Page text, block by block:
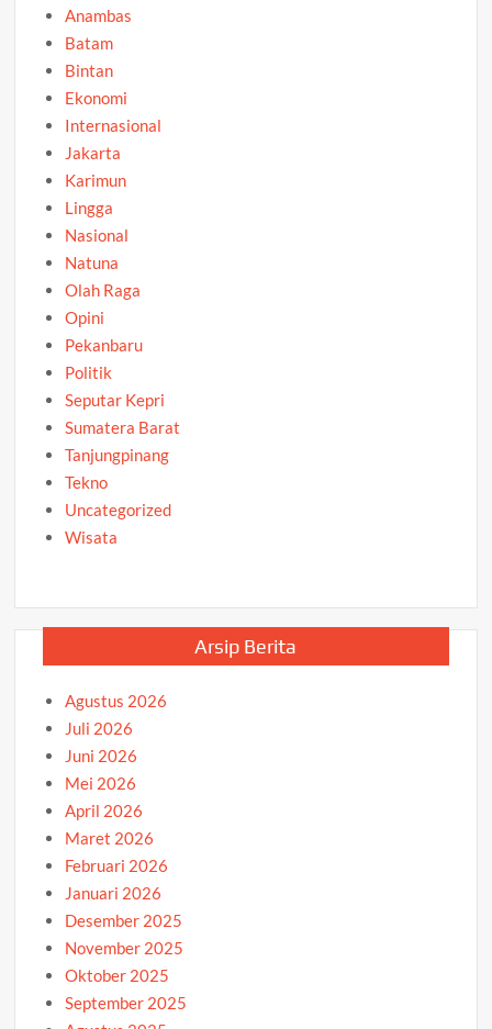
Anambas
Batam
Bintan
Ekonomi
Internasional
Jakarta
Karimun
Lingga
Nasional
Natuna
Olah Raga
Opini
Pekanbaru
Politik
Seputar Kepri
Sumatera Barat
Tanjungpinang
Tekno
Uncategorized
Wisata
Arsip Berita
Agustus 2026
Juli 2026
Juni 2026
Mei 2026
April 2026
Maret 2026
Februari 2026
Januari 2026
Desember 2025
November 2025
Oktober 2025
September 2025